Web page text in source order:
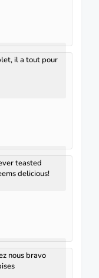
il a tout pour
teasted
delicious!
nous bravo